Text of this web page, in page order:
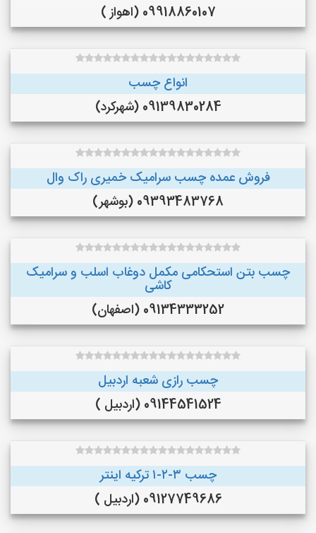
09918860107 (اهواز )
انواع چسب
09139830284 (شهرکرد)
فروش عمده چسب سرامیک خمیری راک وال
09393483768 (بوشهر)
چسب بتن استحکامی مکمل دوغاب اسلب و سرامیک
کاشی
09134333252 (اصفهان)
چسب رازی شعبه اردبیل
09144541524 (اردبیل )
چسب ۳-۲-۱ ترکیه اینتر
09127749686 (اردبیل )